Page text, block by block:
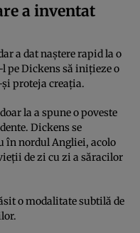
a inventat
a dat naștere rapid la o
pe Dickens să inițieze o
proteja creația.
la a spune o poveste
Dickens se
în nordul Angliei, acolo
de zi cu zi a săracilor
o modalitate subtilă de